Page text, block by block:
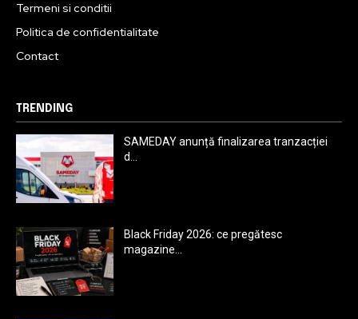
Termeni si conditii
Politica de confidentialitate
Contact
TRENDING
SAMEDAY anunță finalizarea tranzacției
d...
Black Friday 2026: ce pregătesc
magazine...